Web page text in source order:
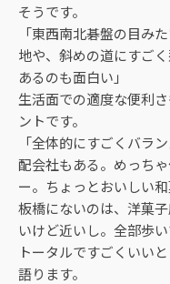
そうです。
「東西南北碁盤の目み
地や、斜めの道にすご
あるのも面白い」
生活面での適度な便利
ントです。
「全体的にすごくバラ
配会社もある。めっち
ー。ちょっとおいしい
板橋にないのは、洋菓
いけど近いし。全部歩い
トータルですごくいい
語ります。